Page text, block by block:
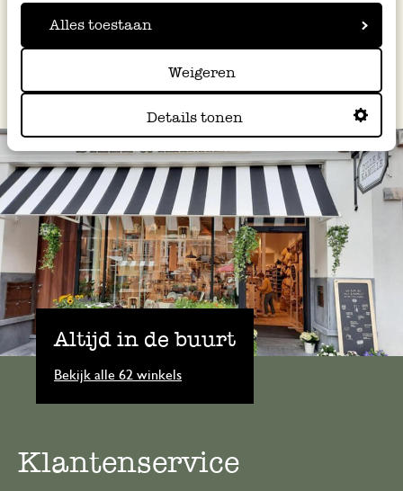
Alles toestaan
Weigeren
Details tonen
Altijd in de buurt
Bekijk alle 62 winkels
Klantenservice